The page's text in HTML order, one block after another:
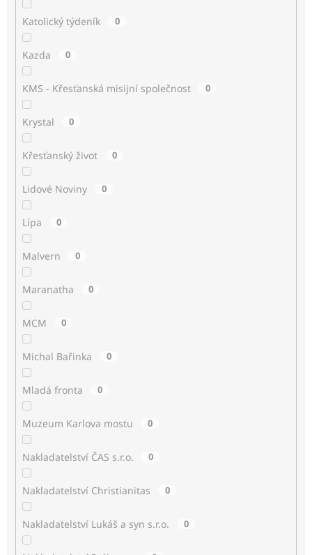
Katolický týdeník 0
Kazda 0
KMS - Křesťanská misijní společnost 0
Krystal 0
Křesťanský život 0
Lidové Noviny 0
Lípa 0
Malvern 0
Maranatha 0
MCM 0
Michal Bařinka 0
Mladá fronta 0
Muzeum Karlova mostu 0
Nakladatelství ČAS s.r.o. 0
Nakladatelství Christianitas 0
Nakladatelství Lukáš a syn s.r.o. 0